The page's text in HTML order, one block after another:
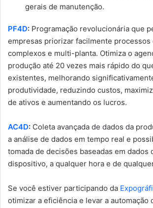
gerais de manutenção.
PF4D: Programação revolucionária que
empresas priorizar facilmente processos
complexos e multi-planta. Otimiza o
produção até 20 vezes mais rápido do
existentes, melhorando
produtividade, reduzindo custos,
de ativos e aumentando os lucros.
AC4D: Coleta avançada de dados da
a análise de dados em tempo real e
tomada de decisões baseadas em dados
dispositivo, a qualquer hora e de
Se você estiver participando da
otimizar a eficiência e levar a automação